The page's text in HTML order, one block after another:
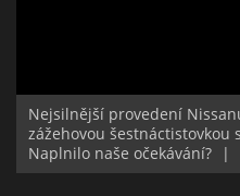
Nejsilnější provedení
zážehovou šestnáctistovkou
Naplnilo naše očekávání?
|